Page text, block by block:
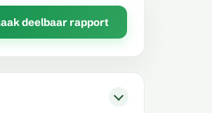
deelbaar rapport